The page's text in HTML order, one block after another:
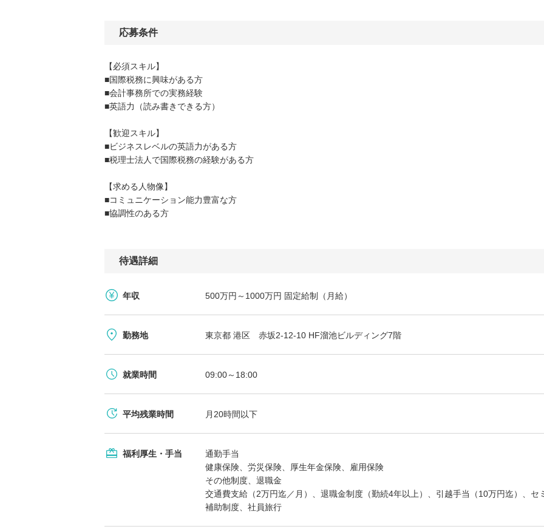
応募条件
【必須スキル】
■国際税務に興味がある方
■会計事務所での実務経験
■英語力（読み書きできる方）
【歓迎スキル】
■ビジネスレベルの英語力がある方
■税理士法人で国際税務の経験がある方
【求める人物像】
■コミュニケーション能力豊富な方
■協調性のある方
待遇詳細
年収 500万円～1000万円 固定給制（月給）
勤務地 東京都 港区 赤坂2-12-10 HF溜池ビルディング7階
就業時間 09:00～18:00
平均残業時間 月20時間以下
福利厚生・手当
通勤手当
健康保険、労災保険、厚生年金保険、雇用保険
その他制度、退職金
交通費支給（2万円迄／月）、退職金制度（勤続4年以上）、引越手当（10万円迄）、
補助制度、社員旅行